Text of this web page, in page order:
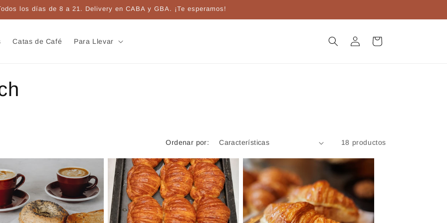
los días de 8 a 21. Delivery en CABA y GBA. ¡Te esperamos!
Catas de Café Para Llevar
sesión
Carrito
Ordenar por: 18 productos